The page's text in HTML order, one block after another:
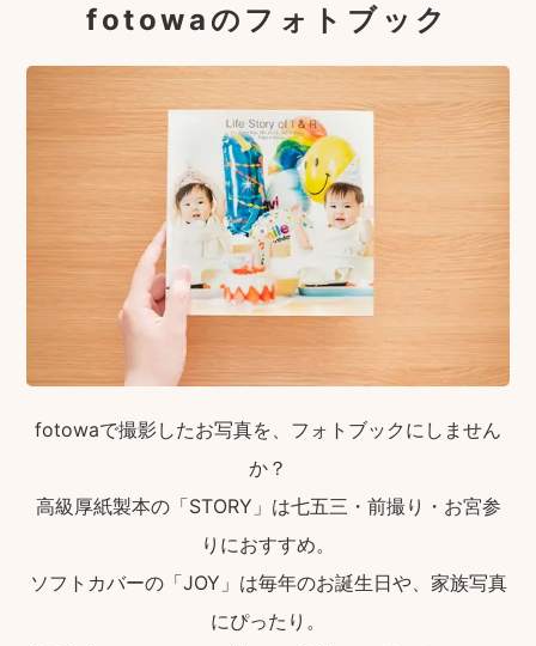
fotowaのフォトブック
fotowaで撮影したお写真を、フォトブックにしません
か？
高級厚紙製本の「STORY」は七五三・前撮り・お宮参
りにおすすめ。
ソフトカバーの「JOY」は毎年のお誕生日や、家族写真
にぴったり。